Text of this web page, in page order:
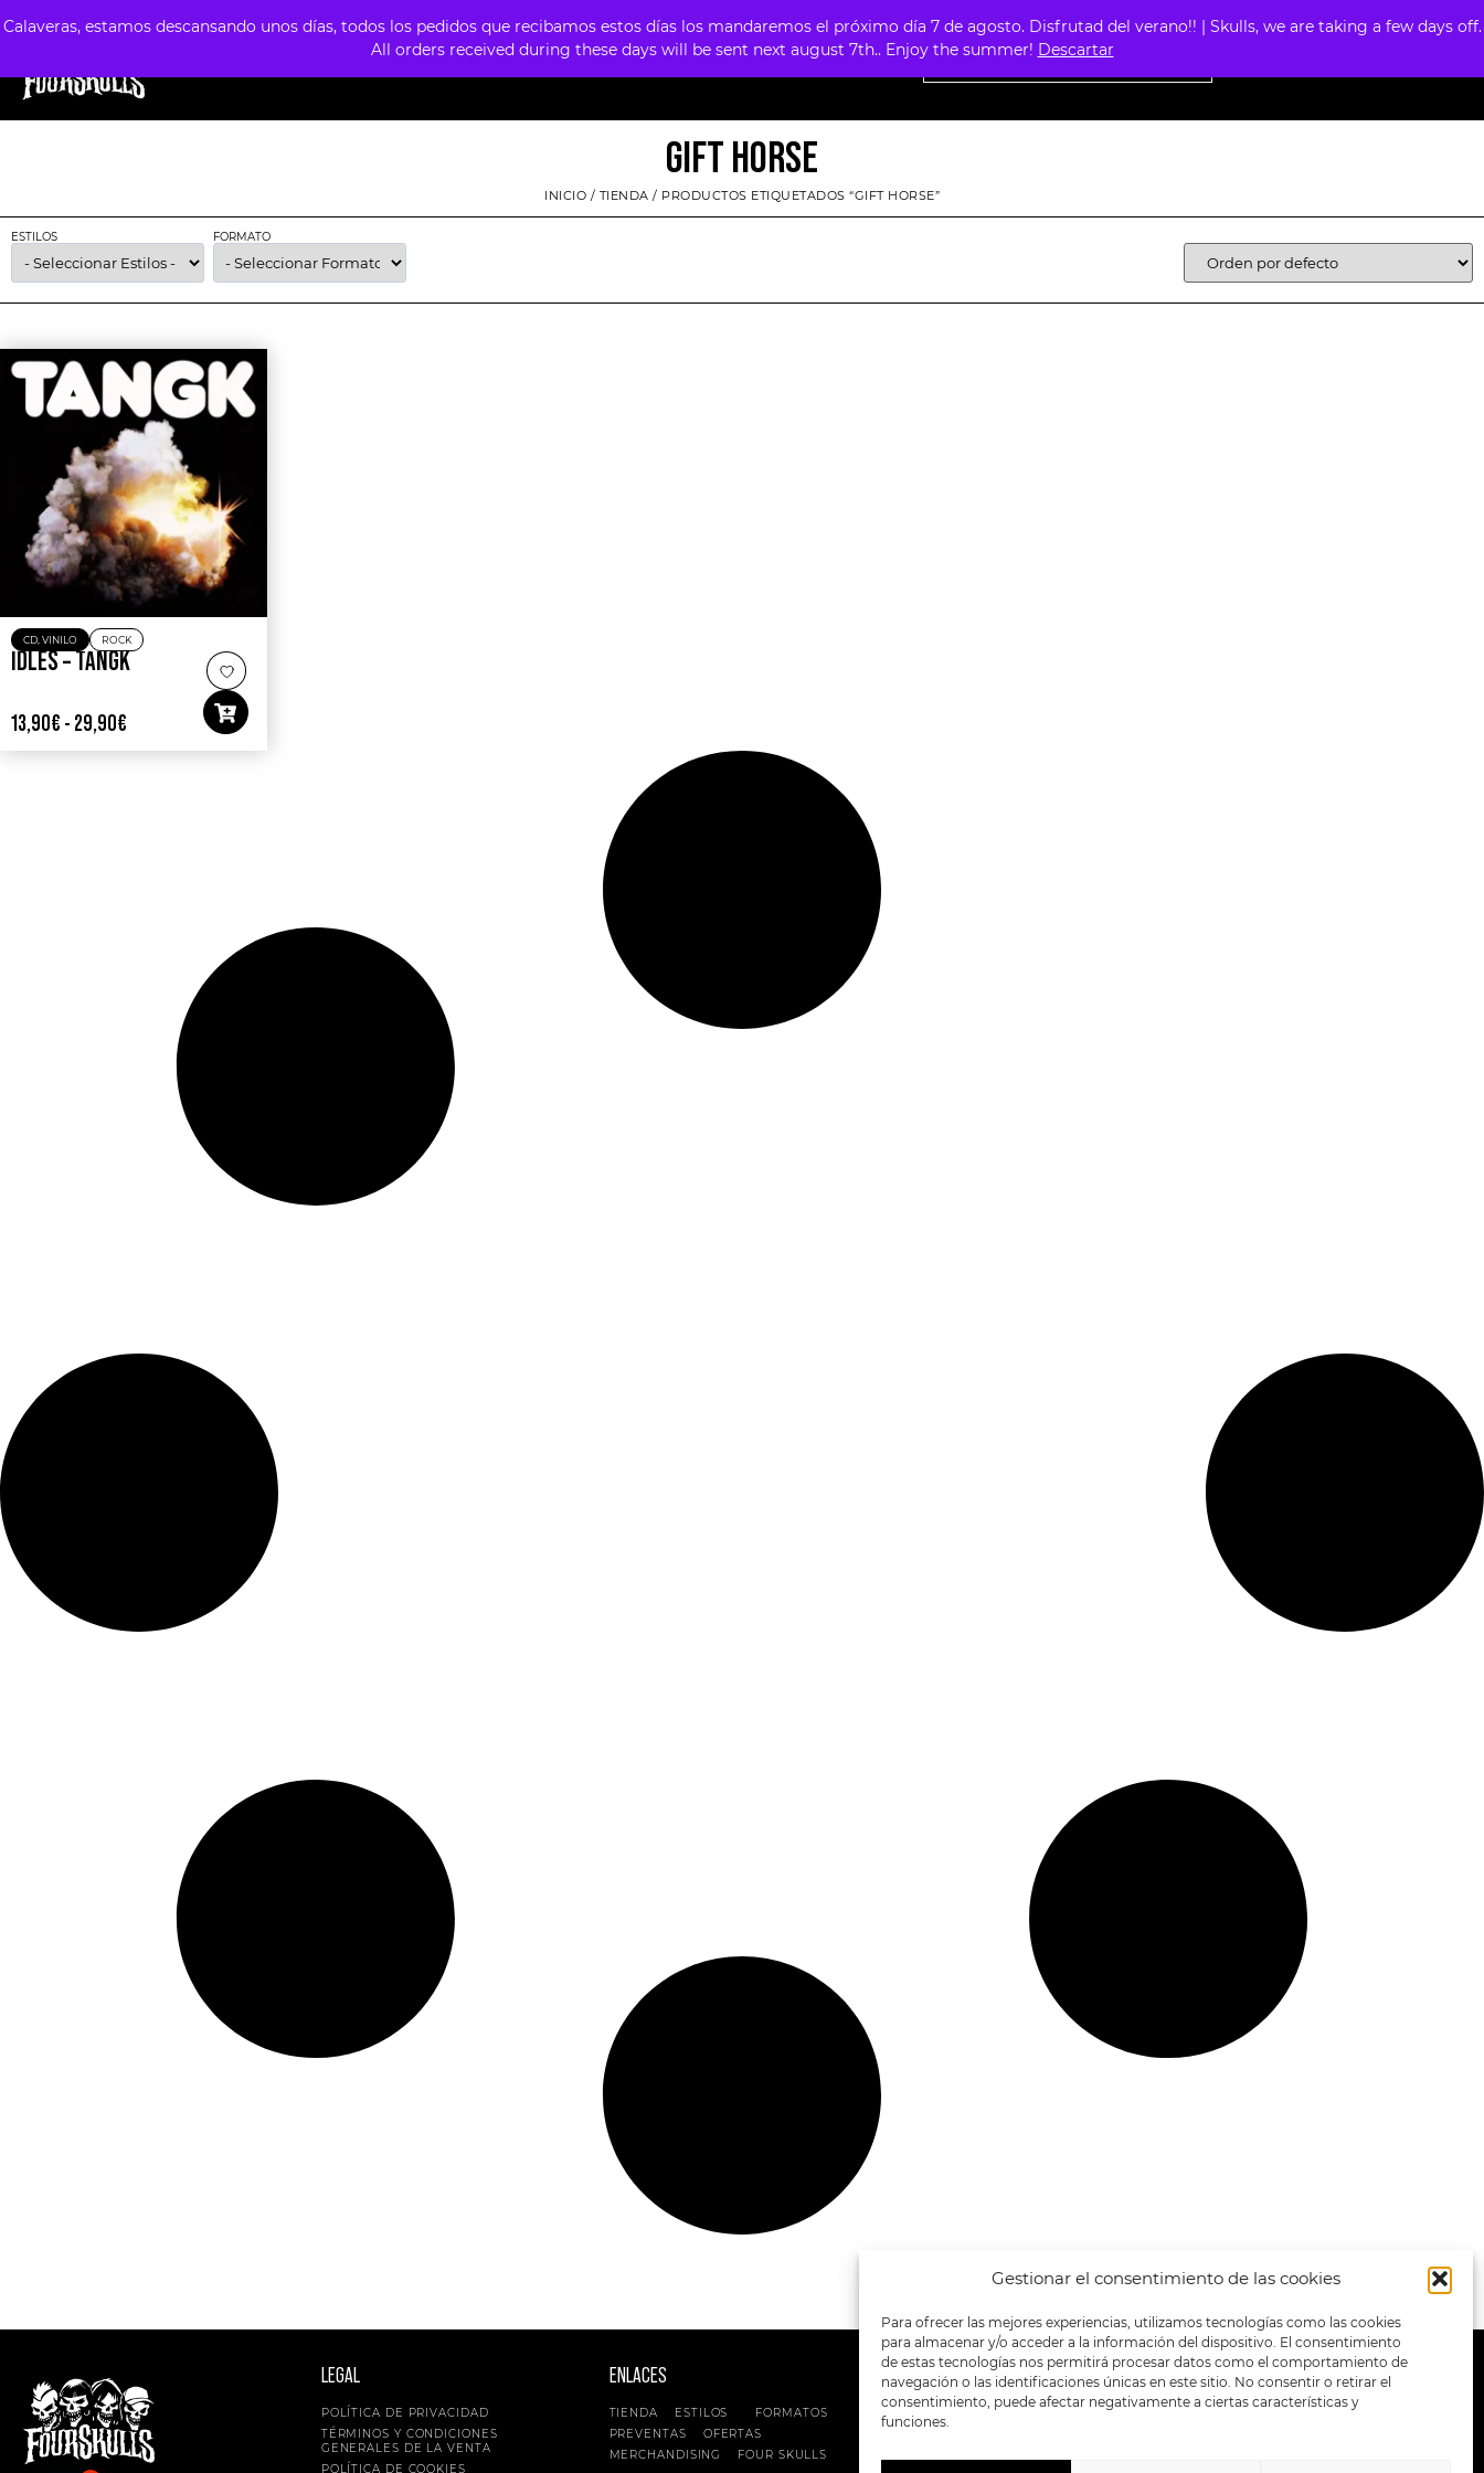
Gestionar el consentimiento de las cookies
Para ofrecer las mejores experiencias, utilizamos tecnologías como las cookies
para almacenar y/o acceder a la información del dispositivo. El consentimiento
de estas tecnologías nos permitirá procesar datos como el comportamiento de
navegación o las identificaciones únicas en este sitio. No consentir o retirar el
consentimiento, puede afectar negativamente a ciertas características y
funciones.
Calaveras, estamos descansando unos días, todos los pedidos que recibamos estos días los mandaremos el próximo día 7 de agosto. Disfrutad del verano!! | Skulls, we are taking a few days off.
All orders received during these days will be sent next august 7th.. Enjoy the summer! Descartar
FORMATOS PREVENTAS OFERTAS MERCHANDISING FOUR SKULLS
GIFT HORSE
INICIO / TIENDA / PRODUCTOS ETIQUETADOS “GIFT HORSE”
ESTILOS FORMATO
CD, VINILO ROCK
IDLES – TANGK
13,90€ - 29,90€
LEGAL
POLÍTICA DE PRIVACIDAD
TÉRMINOS Y CONDICIONES
GENERALES DE LA VENTA
POLÍTICA DE COOKIES
ENLACES
TIENDA ESTILOS
FORMATOS
PREVENTAS
OFERTAS
MERCHANDISING
FOUR SKULLS
SIGUENOS EN: METODOS DE PAGO: